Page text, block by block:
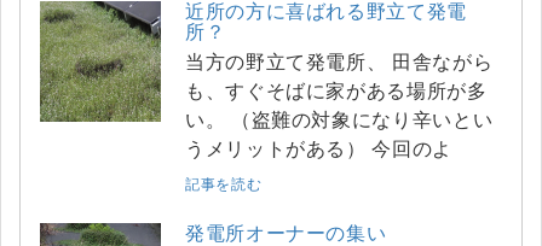
近所の方に喜ばれる野立て発電
所？
当方の野立て発電所、 田舎ながら
も、すぐそばに家がある場所が多
い。 （盗難の対象になり辛いとい
うメリットがある） 今回のよ
記事を読む
発電所オーナーの集い